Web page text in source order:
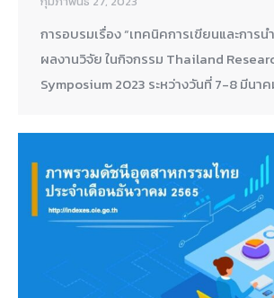
การอบรมเรื่อง “เทคนิคการเขียนและการ
ผลงานวิจัย ในกิจกรรม Thailand
Symposium 2023 ระหว่างวันที่ 7-8 มีนา